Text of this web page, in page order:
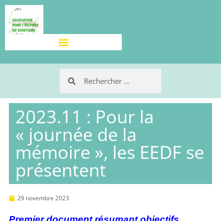
2023.11 : Pour la
« journée de la
mémoire », les EEDF se
présentent
29 novembre 2023